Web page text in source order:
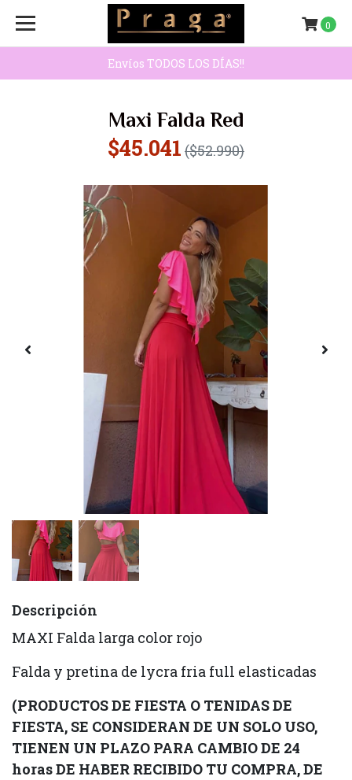
Envíos TODOS LOS DÍAS!!
0
Maxi Falda Red
$45.041 ($52.990)
Descripción
MAXI Falda larga color rojo
Falda y pretina de lycra fria full elasticadas
(PRODUCTOS DE FIESTA O TENIDAS DE
FIESTA, SE CONSIDERAN DE UN SOLO USO,
TIENEN UN PLAZO PARA CAMBIO DE 24
horas DE HABER RECIBIDO TU COMPRA, DE